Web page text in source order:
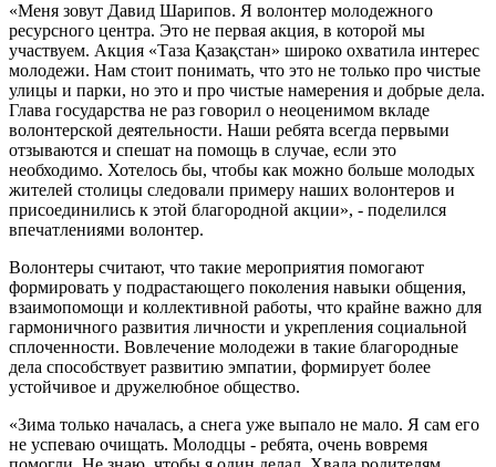
«Меня зовут Давид Шарипов. Я волонтер молодежного
ресурсного центра. Это не первая акция, в которой мы
участвуем. Акция «Таза Қазақстан» широко охватила интерес
молодежи. Нам стоит понимать, что это не только про чистые
улицы и парки, но это и про чистые намерения и добрые дела.
Глава государства не раз говорил о неоценимом вкладе
волонтерской деятельности. Наши ребята всегда первыми
отзываются и спешат на помощь в случае, если это
необходимо. Хотелось бы, чтобы как можно больше молодых
жителей столицы следовали примеру наших волонтеров и
присоединились к этой благородной акции», - поделился
впечатлениями волонтер.
Волонтеры считают, что такие мероприятия помогают
формировать у подрастающего поколения навыки общения,
взаимопомощи и коллективной работы, что крайне важно для
гармоничного развития личности и укрепления социальной
сплоченности. Вовлечение молодежи в такие благородные
дела способствует развитию эмпатии, формирует более
устойчивое и дружелюбное общество.
«Зима только началась, а снега уже выпало не мало. Я сам его
не успеваю очищать. Молодцы - ребята, очень вовремя